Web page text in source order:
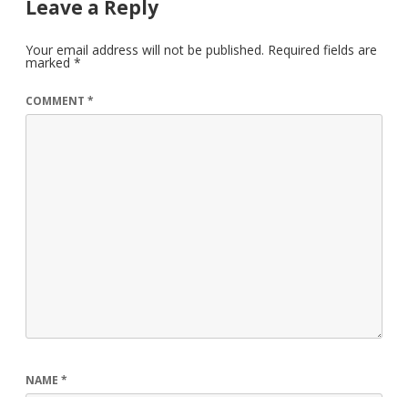
Leave a Reply
Your email address will not be published. Required fields are
marked *
COMMENT *
NAME *